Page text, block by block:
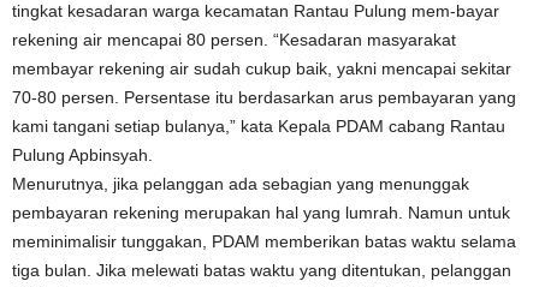
tingkat kesadaran warga kecamatan Rantau Pulung mem-bayar
rekening air mencapai 80 persen. “Kesadaran masyarakat
membayar rekening air sudah cukup baik, yakni mencapai sekitar
70-80 persen. Persentase itu berdasarkan arus pembayaran yang
kami tangani setiap bulanya,” kata Kepala PDAM cabang Rantau
Pulung Apbinsyah.
Menurutnya, jika pelanggan ada sebagian yang menunggak
pembayaran rekening merupakan hal yang lumrah. Namun untuk
meminimalisir tunggakan, PDAM memberikan batas waktu selama
tiga bulan. Jika melewati batas waktu yang ditentukan, pelanggan